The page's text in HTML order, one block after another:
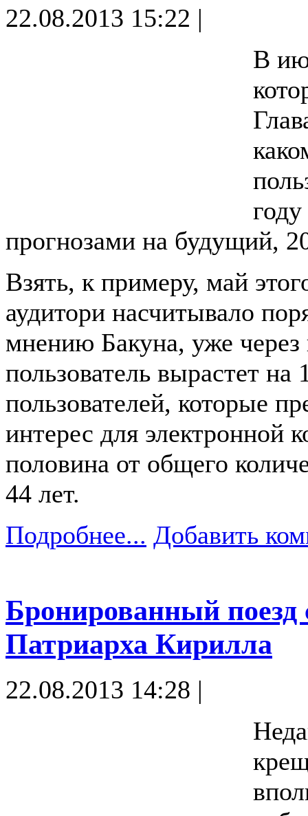
22.08.2013 15:22 |
В
прогнозами на будущий,
Взять, к примеру, май
аудитори насчитывало
мнению Бакуна, уже через
пользователь вырастет
пользователей, которые
интерес для электронной
половина от общего
44 лет.
Подробнее... Добавить
Бронированный
Патриарха Кирилла
22.08.2013 14:28 |